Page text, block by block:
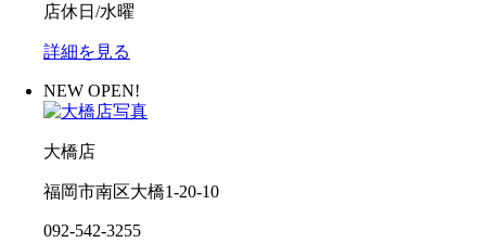
店休日/水曜
詳細を見る
NEW OPEN!
大橋店
福岡市南区大橋1-20-10
092-542-3255